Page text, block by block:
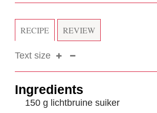
RECIPE REVIEW
Text size
Ingredients
150 g lichtbruine suiker